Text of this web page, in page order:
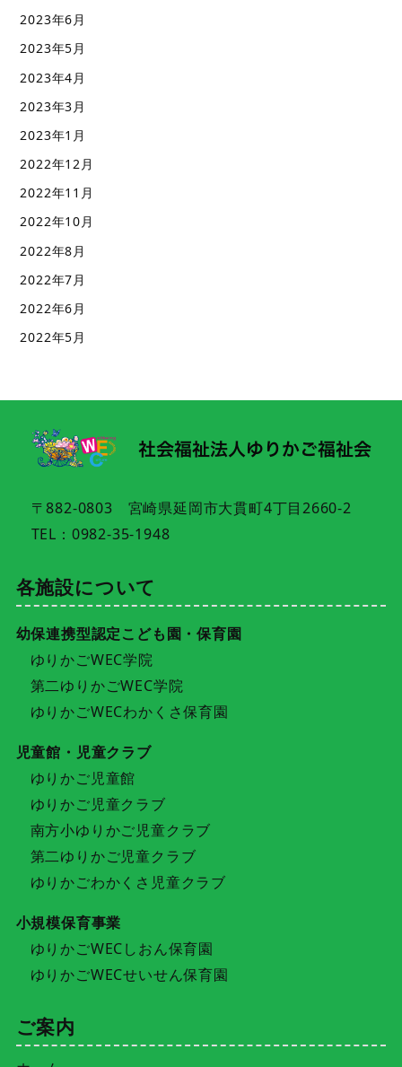
2023年6月
2023年5月
2023年4月
2023年3月
2023年1月
2022年12月
2022年11月
2022年10月
2022年8月
2022年7月
2022年6月
2022年5月
〒882-0803 宮崎県延岡市大貫町4丁目2660-2
TEL：0982-35-1948
各施設について
幼保連携型認定こども園・保育園
ゆりかごWEC学院
第二ゆりかごWEC学院
ゆりかごWECわかくさ保育園
児童館・児童クラブ
ゆりかご児童館
ゆりかご児童クラブ
南方小ゆりかご児童クラブ
第二ゆりかご児童クラブ
ゆりかごわかくさ児童クラブ
小規模保育事業
ゆりかごWECしおん保育園
ゆりかごWECせいせん保育園
ご案内